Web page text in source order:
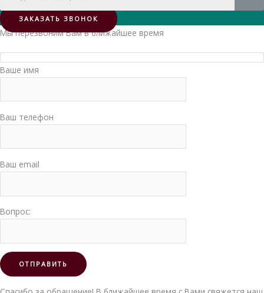
ЗАКАЗАТЬ ЗВОНОК
Мы перезвоним Вам в ближайшее время
Ваше имя
Ваш телефон
Ваш email
Вопрос: